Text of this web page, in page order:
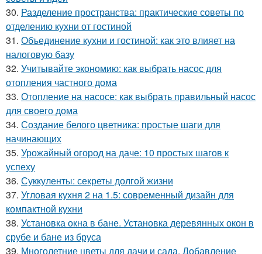
30. Разделение пространства: практические советы по
отделению кухни от гостиной
31. Объединение кухни и гостиной: как это влияет на
налоговую базу
32. Учитывайте экономию: как выбрать насос для
отопления частного дома
33. Отопление на насосе: как выбрать правильный насос
для своего дома
34. Создание белого цветника: простые шаги для
начинающих
35. Урожайный огород на даче: 10 простых шагов к
успеху
36. Суккуленты: секреты долгой жизни
37. Угловая кухня 2 на 1.5: современный дизайн для
компактной кухни
38. Установка окна в бане. Установка деревянных окон в
срубе и бане из бруса
39. Многолетние цветы для дачи и сада. Добавление